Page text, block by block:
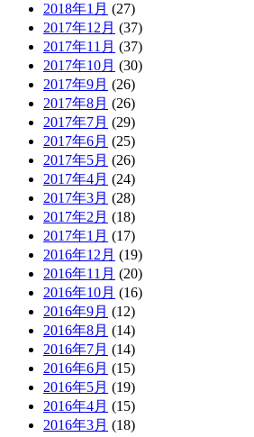
2018年1月 (27)
2017年12月 (37)
2017年11月 (37)
2017年10月 (30)
2017年9月 (26)
2017年8月 (26)
2017年7月 (29)
2017年6月 (25)
2017年5月 (26)
2017年4月 (24)
2017年3月 (28)
2017年2月 (18)
2017年1月 (17)
2016年12月 (19)
2016年11月 (20)
2016年10月 (16)
2016年9月 (12)
2016年8月 (14)
2016年7月 (14)
2016年6月 (15)
2016年5月 (19)
2016年4月 (15)
2016年3月 (18)